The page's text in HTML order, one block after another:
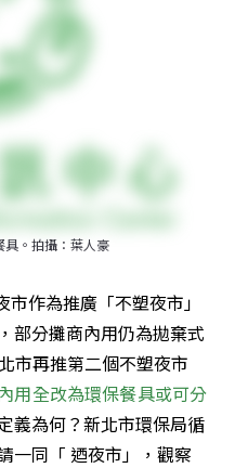
具。拍攝：葉人豪
作為推廣「不塑夜市」
部分攤商內用仍為拋棄式
市再推第二個不塑夜市
用全改為環保餐具或可分
義為何？新北市環保局循
一同「 迺夜市」，觀察